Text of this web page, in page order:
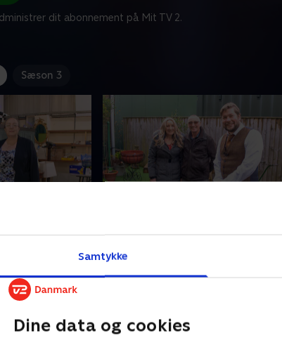
Samtykke
Dine data og cookies
dit abonnement på Mit TV 2.
Sæson 3
en ejendom,
skal
tager Angus
ekspertise til at sortere en enorm
samling. Samtidig tager han nogle